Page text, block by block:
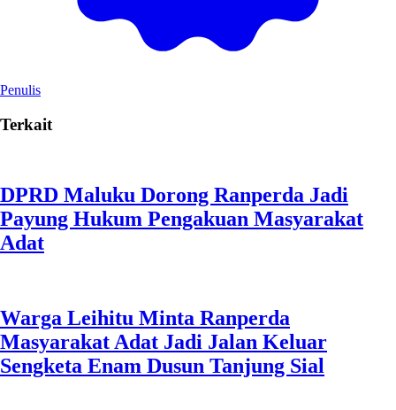
Penulis
Terkait
DPRD Maluku Dorong Ranperda Jadi
Payung Hukum Pengakuan Masyarakat
Adat
Warga Leihitu Minta Ranperda
Masyarakat Adat Jadi Jalan Keluar
Sengketa Enam Dusun Tanjung Sial